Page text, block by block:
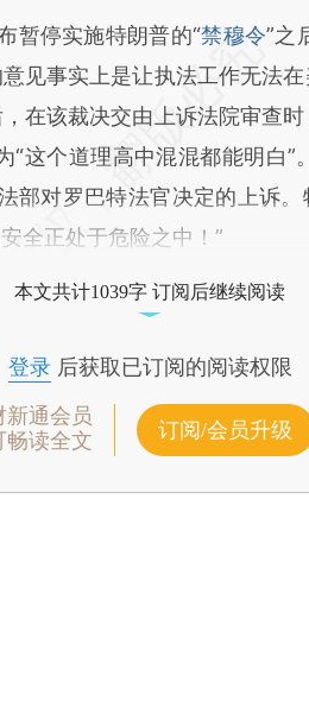
停实施特朗普的“禁穆令”之
见事实上是让执法工作无法在
在该裁决交由上诉法院审查
“这个道理高中混混都能明白
部对罗巴特法官决定的上诉
全正处于危险之中！”
本文共计1039字 订阅后继续阅读
登录后获取已订阅的阅读权限
新通会员
畅读全文
订阅/会员升级